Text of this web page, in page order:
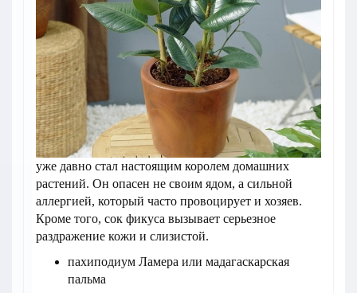
уже давно стал настоящим королем домашних
растений. Он опасен не своим ядом, а сильной
аллергией, который часто провоцирует и хозяев.
Кроме того, сок фикуса вызывает серьезное
раздражение кожи и слизистой.
пахиподиум Ламера или мадагаскарская
пальма